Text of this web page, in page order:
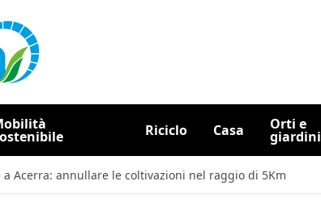
Riciclo Casa Orti e
giardini
a Acerra: annullare le coltivazioni nel raggio di 5Km